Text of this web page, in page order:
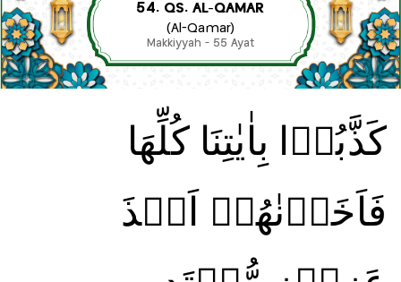
54. QS. AL-QAMAR
(Al-Qamar)
Makkiyyah - 55 Ayat
كَذَّبُوۡا بِاٰيٰتِنَا كُلِّهَا
فَاَخَذۡنٰهُمۡ اَخۡذَ